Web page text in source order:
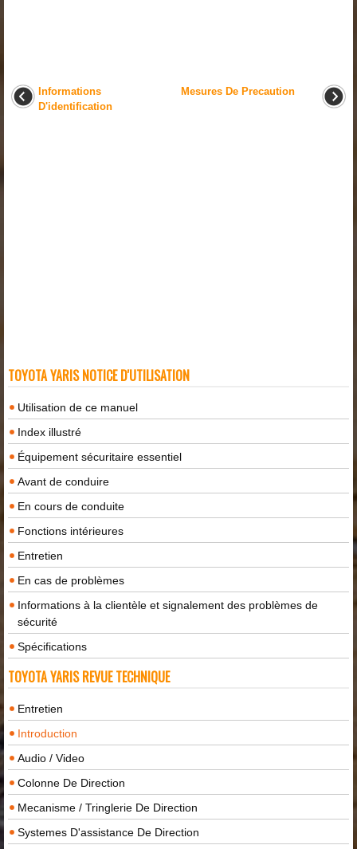
Informations
D'identification
Mesures De Precaution
TOYOTA YARIS NOTICE D'UTILISATION
Utilisation de ce manuel
Index illustré
Équipement sécuritaire essentiel
Avant de conduire
En cours de conduite
Fonctions intérieures
Entretien
En cas de problèmes
Informations à la clientèle et signalement des problèmes de
sécurité
Spécifications
TOYOTA YARIS REVUE TECHNIQUE
Entretien
Introduction
Audio / Video
Colonne De Direction
Mecanisme / Tringlerie De Direction
Systemes D'assistance De Direction